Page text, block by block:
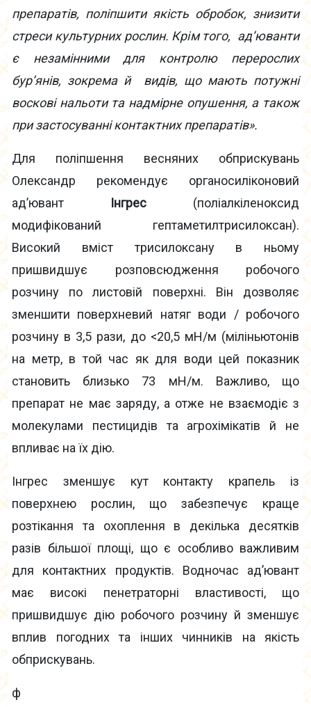
препаратів, поліпшити якість обробок, знизити
стреси культурних рослин. Крім того, ад’юванти
є незамінними для контролю перерослих
бур’янів, зокрема й видів, що мають потужні
воскові нальоти та надмірне опушення, а також
при застосуванні контактних препаратів».
Для поліпшення весняних обприскувань
Олександр рекомендує органосиліконовий
ад’ювант Інгрес (поліалкіленоксид
модифікований гептаметилтрисилоксан).
Високий вміст трисилоксану в ньому
пришвидшує розповсюдження робочого
розчину по листовій поверхні. Він дозволяє
зменшити поверхневий натяг води / робочого
розчину в 3,5 рази, до <20,5 мН/м (міліньютонів
на метр, в той час як для води цей показник
становить близько 73 мН/м. Важливо, що
препарат не має заряду, а отже не взаємодіє з
молекулами пестицидів та агрохімікатів й не
впливає на їх дію.
Інгрес зменшує кут контакту крапель із
поверхнею рослин, що забезпечує краще
розтікання та охоплення в декілька десятків
разів більшої площі, що є особливо важливим
для контактних продуктів. Водночас ад’ювант
має високі пенетраторні властивості, що
пришвидшує дію робочого розчину й зменшує
вплив погодних та інших чинників на якість
обприскувань.
ф